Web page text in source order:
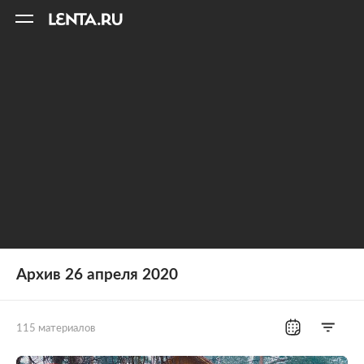
Архив 26 апреля 2020
115 материалов